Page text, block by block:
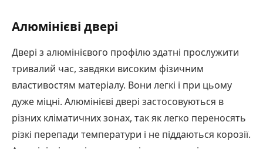
Алюмінієві двері
Двері з алюмінієвого профілю здатні прослужити
тривалий час, завдяки високим фізичним
властивостям матеріалу. Вони легкі і при цьому
дуже міцні. Алюмінієві двері застосовуються в
різних кліматичних зонах, так як легко переносять
різкі перепади температури і не піддаються корозії.